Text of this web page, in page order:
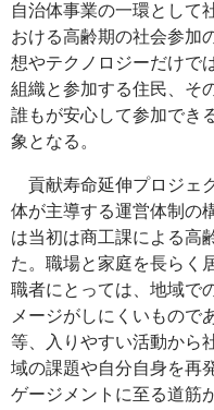
自治体事業の一環として
おける高齢期の社会参加
想やテクノロジーだけで
組織と参加する住民、そ
誰もが安心して参加でき
象となる。
貢献寿命延伸プロジェ
体が主導する運営体制の
は当初は商工課による高
た。職場と家庭を長らく
職者にとっては、地域で
メージがしにくいもので
等、入りやすい活動から
域の課題や自分自身を再
ゲージメントに至る道筋